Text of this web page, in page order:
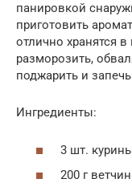
панировкой
приготовить
отлично хранятся
разморозить,
поджарить и
Ингредиенты:
3 шт.
200 г